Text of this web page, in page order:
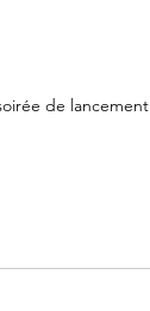
de lancement